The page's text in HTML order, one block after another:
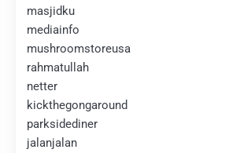
masjidku
mediainfo
mushroomstoreusa
rahmatullah
netter
kickthegongaround
parksidediner
jalanjalan